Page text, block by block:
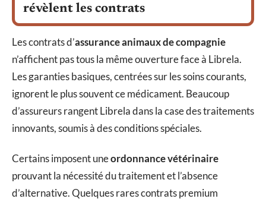
révèlent les contrats
Les contrats d’assurance animaux de compagnie
n’affichent pas tous la même ouverture face à Librela.
Les garanties basiques, centrées sur les soins courants,
ignorent le plus souvent ce médicament. Beaucoup
d’assureurs rangent Librela dans la case des traitements
innovants, soumis à des conditions spéciales.
Certains imposent uneordonnance vétérinaire
prouvant la nécessité du traitement et l’absence
d’alternative. Quelques rares contrats premium